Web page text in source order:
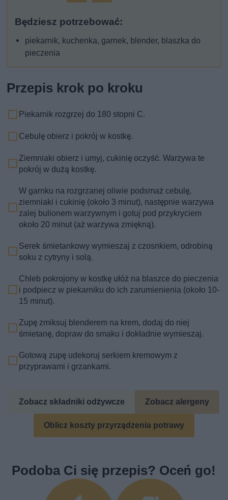
Będziesz potrzebować:
piekarnik, kuchenka, garnek, blender, blaszka do
pieczenia
Przepis krok po kroku
Piekarnik rozgrzej do 180 stopni C.
Cebulę obierz i pokrój w kostkę.
Ziemniaki obierz i umyj, cukinię oczyść. Warzywa te
pokrój w dużą kostkę.
W garnku na rozgrzanej oliwie podsmaż cebulę,
ziemniaki i cukinię (około 3 minut), następnie warzywa
zalej bulionem warzywnym i gotuj pod przykryciem
około 20 minut (aż warzywa zmiękną).
Serek śmietankowy wymieszaj z czosnkiem, odrobiną
soku z cytryny i solą.
Chleb pokrojony w kostkę ułóż na blaszce do pieczenia
i podpiecz w piekarniku do ich zarumienienia (około 10-
15 minut).
Zupę zmiksuj blenderem na krem, dodaj do niej
śmietanę, dopraw do smaku i dokładnie wymieszaj.
Gotową zupę udekoruj serkiem kremowym z
przyprawami i grzankami.
Zobacz składniki odżywcze Zobacz alergeny
Oblicz koszty przyrządzenia potrawy
Podoba Ci się przepis? Oceń go!